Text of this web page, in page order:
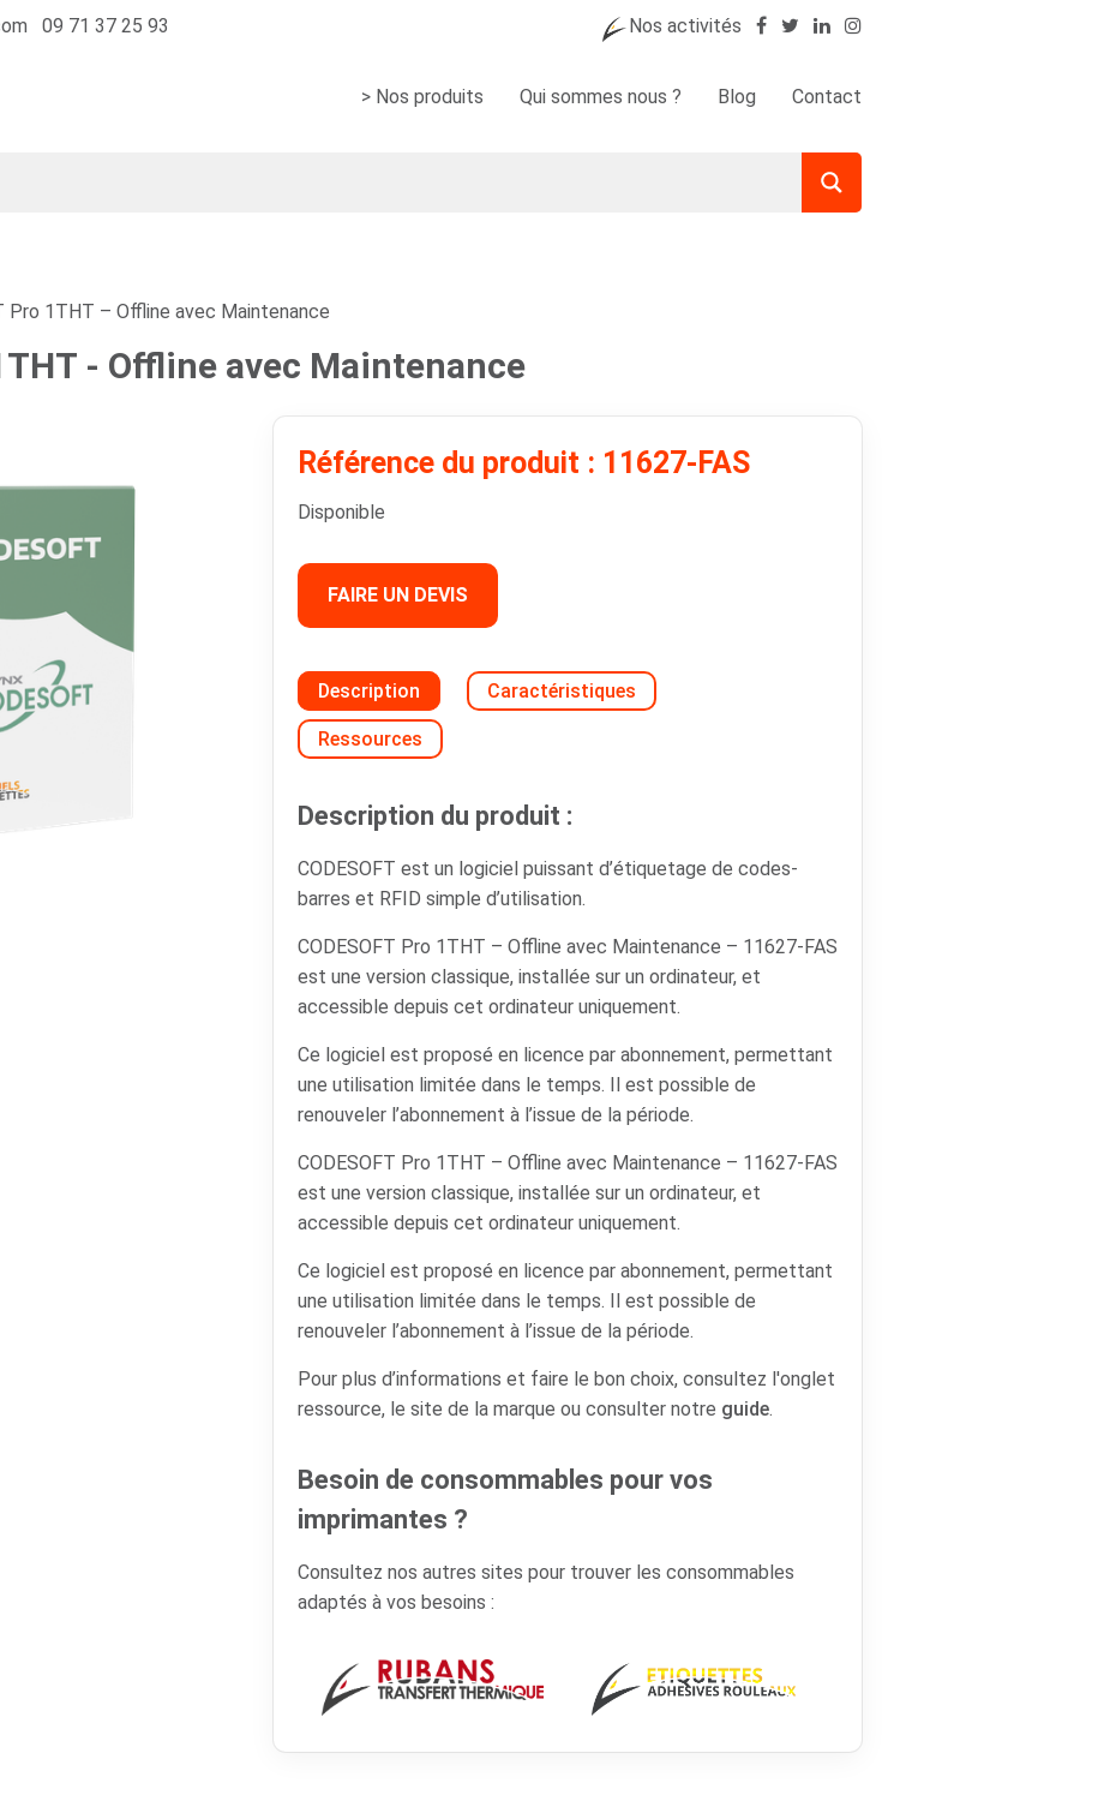
09 71 37 25 93 Nos activités
> Nos produits Qui sommes nous ? Blog Contact
Pro 1THT – Offline avec Maintenance
- Offline avec Maintenance
Référence du produit : 11627-FAS
Disponible
FAIRE UN DEVIS
Description Caractéristiques
Ressources
Description du produit :
CODESOFT est un logiciel puissant d’étiquetage de codes-
barres et RFID simple d’utilisation.
CODESOFT Pro 1THT – Offline avec Maintenance – 11627-FAS
est une version classique, installée sur un ordinateur, et
accessible depuis cet ordinateur uniquement.
Ce logiciel est proposé en licence par abonnement, permettant
une utilisation limitée dans le temps. Il est possible de
renouveler l’abonnement à l’issue de la période.
CODESOFT Pro 1THT – Offline avec Maintenance – 11627-FAS
est une version classique, installée sur un ordinateur, et
accessible depuis cet ordinateur uniquement.
Ce logiciel est proposé en licence par abonnement, permettant
une utilisation limitée dans le temps. Il est possible de
renouveler l’abonnement à l’issue de la période.
Pour plus d’informations et faire le bon choix, consultez l'onglet
ressource, le site de la marque ou consulter notre guide.
Besoin de consommables pour vos
imprimantes ?
Consultez nos autres sites pour trouver les consommables
adaptés à vos besoins :